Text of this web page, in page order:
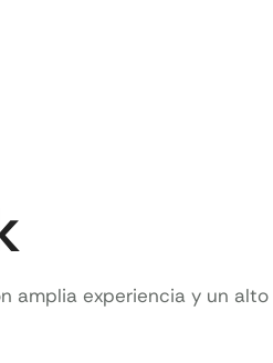
amplia experiencia y un